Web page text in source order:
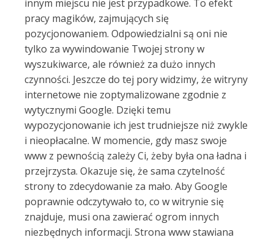
innym miejscu nie jest przypadkowe. To efekt
pracy magików, zajmujących się
pozycjonowaniem. Odpowiedzialni są oni nie
tylko za wywindowanie Twojej strony w
wyszukiwarce, ale również za dużo innych
czynności. Jeszcze do tej pory widzimy, że witryny
internetowe nie zoptymalizowane zgodnie z
wytycznymi Google. Dzięki temu
wypozycjonowanie ich jest trudniejsze niż zwykle
i nieopłacalne. W momencie, gdy masz swoje
www z pewnością zależy Ci, żeby była ona ładna i
przejrzysta. Okazuje się, że sama czytelność
strony to zdecydowanie za mało. Aby Google
poprawnie odczytywało to, co w witrynie się
znajduje, musi ona zawierać ogrom innych
niezbędnych informacji. Strona www stawiana